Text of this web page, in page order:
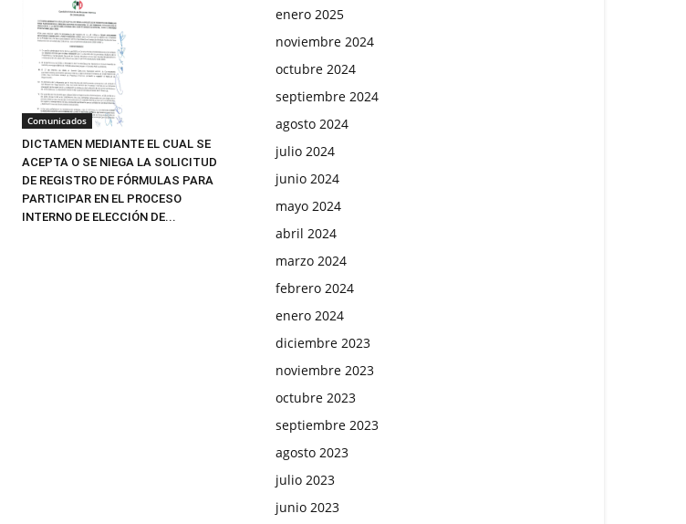
Comunicados
DICTAMEN MEDIANTE EL CUAL SE
ACEPTA O SE NIEGA LA SOLICITUD
DE REGISTRO DE FÓRMULAS PARA
PARTICIPAR EN EL PROCESO
INTERNO DE ELECCIÓN DE...
enero 2025
noviembre 2024
octubre 2024
septiembre 2024
agosto 2024
julio 2024
junio 2024
mayo 2024
abril 2024
marzo 2024
febrero 2024
enero 2024
diciembre 2023
noviembre 2023
octubre 2023
septiembre 2023
agosto 2023
julio 2023
junio 2023